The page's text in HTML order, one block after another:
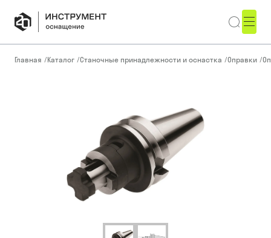
Главная /Каталог /Станочные принадлежности и оснастка /Оправки /